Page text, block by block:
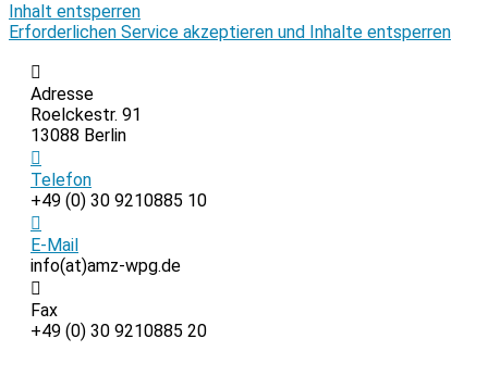
Inhalt entsperren
Erforderlichen Service akzeptieren und Inhalte entsperren
Adresse
Roelckestr. 91
13088 Berlin
Telefon
+49 (0) 30 9210885 10
E-Mail
info(at)amz-wpg.de
Fax
+49 (0) 30 9210885 20